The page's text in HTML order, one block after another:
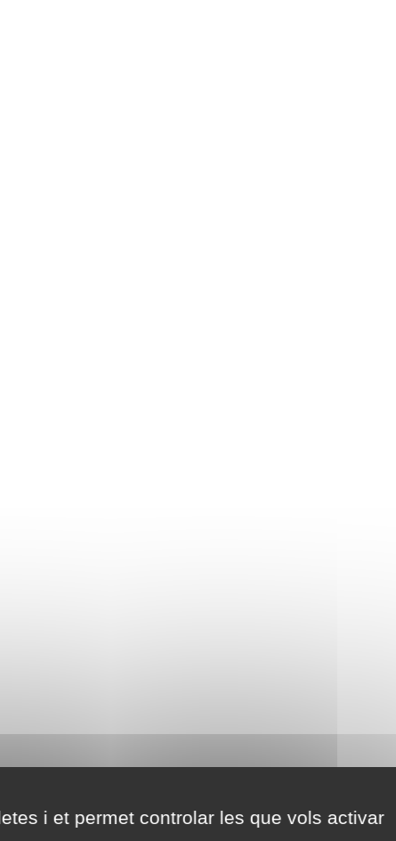
i et permet controlar les que vols activar